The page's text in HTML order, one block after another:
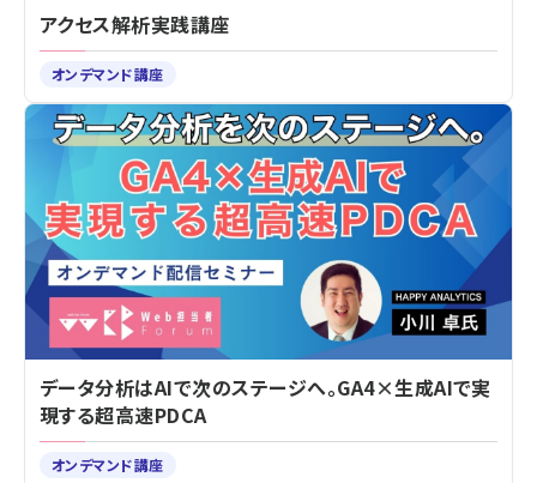
アクセス解析実践講座
オンデマンド講座
データ分析はAIで次のステージへ。GA4×生成AIで実
現する超高速PDCA
オンデマンド講座